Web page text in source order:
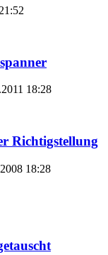
21:52
18:28
Richtigstellung
18:28